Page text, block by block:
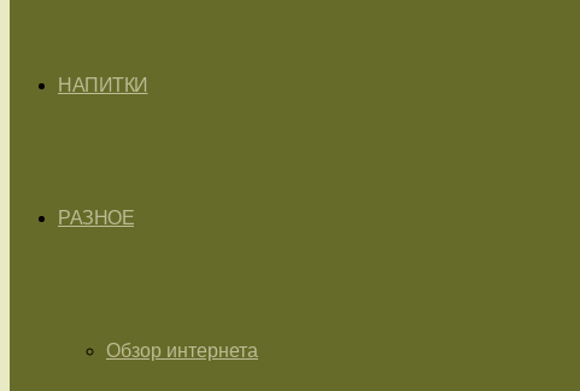
НАПИТКИ
РАЗНОЕ
Обзор интернета